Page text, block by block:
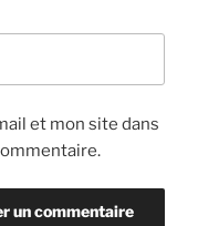
et mon site dans